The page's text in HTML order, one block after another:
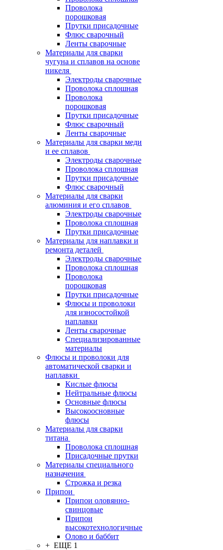
Проволока
порошковая
Прутки присадочные
Флюс сварочный
Ленты сварочные
Материалы для сварки
чугуна и сплавов на основе
никеля
Электроды сварочные
Проволока сплошная
Проволока
порошковая
Прутки присадочные
Флюс сварочный
Ленты сварочные
Материалы для сварки меди
и ее сплавов
Электроды сварочные
Проволока сплошная
Прутки присадочные
Флюс сварочный
Материалы для сварки
алюминия и его сплавов
Электроды сварочные
Проволока сплошная
Прутки присадочные
Материалы для наплавки и
ремонта деталей
Электроды сварочные
Проволока сплошная
Проволока
порошковая
Прутки присадочные
Флюсы и проволоки
для износостойкой
наплавки
Ленты сварочные
Специализированные
материалы
Флюсы и проволоки для
автоматической сварки и
наплавки
Кислые флюсы
Нейтральные флюсы
Основные флюсы
Высокоосновные
флюсы
Материалы для сварки
титана
Проволока сплошная
Присадочные прутки
Материалы специального
назначения
Строжка и резка
Припои
Припои оловянно-
свинцовые
Припои
высокотехнологичные
Олово и баббит
+ ЕЩЕ 1